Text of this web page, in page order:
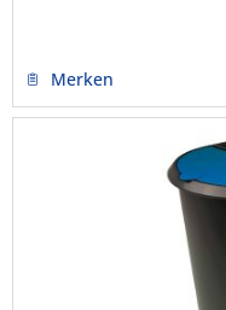
Merken